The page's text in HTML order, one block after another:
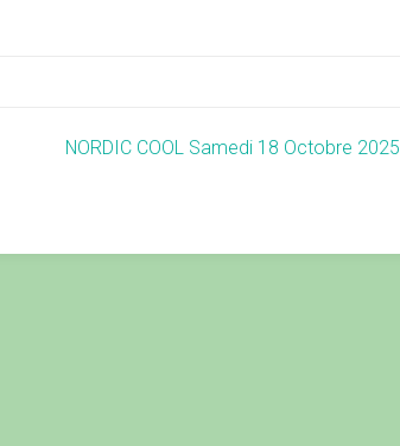
NORDIC COOL Samedi 18 Octobre 2025